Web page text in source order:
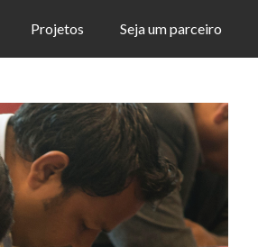
Projetos Seja um parceiro